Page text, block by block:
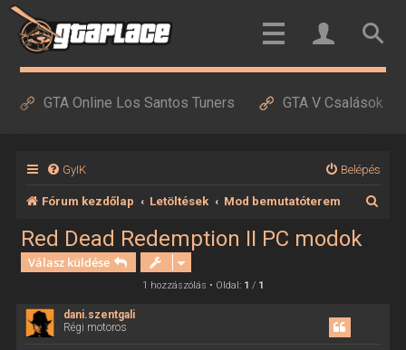
GTA Online Los Santos Tuners GTA V Csalások
GyIK Belépés
Fórum kezdőlap Letöltések Mod bemutatóterem
Red Dead Redemption II PC modok
Válasz küldése
1 hozzászólás • Oldal: 1 / 1
dani.szentgali
Régi motoros